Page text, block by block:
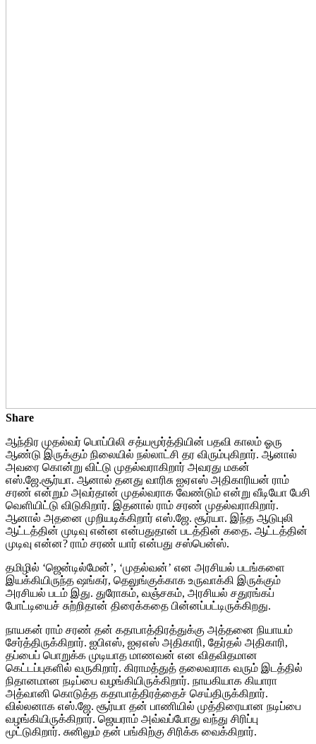
Share
ஆந்திர முதல்வர் பொப்பிலி சத்யமூர்த்தியின் பதவி காலம் ஓரு
ஆண்டு இருக்கும் நிலையில் நல்லாட்சி தர விரும்புகிறார். ஆனால்
அவரை கொன்று விட்டு முதல்வராகிறார் அவரது மகன்
எஸ்.ஜே.சூர்யா. ஆனால் தனது வாரிசு ஐஏஎஸ் அதிகாரியன் ராம்
சரண் என்றும் அவர்தான் முதல்வராக வேண்டும் என்று வீடியோ பேசி
வெளியிட்டு விடுகிறார். இதனால் ராம் சரண் முதல்வராகிறார்.
ஆனால் அதனை முறியடிக்கிறார் எஸ்.ஜே. சூர்யா. இந்த ஆடுபுலி
ஆட்டத்தின் முடிவு என்ன என்பதுதான் படத்தின் கதை. ஆட்டத்தின்
முடிவு என்ன? ராம் சரண் யார் என்பது சஸ்பென்ஸ்.
தமிழில் ‘ஜென்டில்மேன்’, ‘முதல்வன்’ என அரசியல் படங்களை
இயக்கியிருந்த ஷங்கர், தெலுங்குக்காக உருவாக்கி இருக்கும்
அரசியல் படம் இது. துரோகம், வஞ்சகம், அரசியல் சதுரங்கப்
போட்டியைச் சுற்றிதான் திரைக்கதை பின்னப்பட்டிருக்கிறது.
நாயகன் ராம் சரண் தன் கதாபாத்திரத்துக்கு அத்தனை நியாயம்
சேர்த்திருக்கிறார். ஐபிஎஸ், ஐஏஎஸ் அதிகாரி, தேர்தல் அதிகாரி,
தப்பைப் பொறுக்க முடியாத மாணவன் என விதவிதமான
கெட்டப்புகளில் வருகிறார். கிராமத்துத் தலைவராக வரும் இடத்தில்
நிதானமான நடிப்பை வழங்கியிருக்கிறார். நாயகியாக கியாரா
அத்வானி கொடுத்த கதாபாத்திரத்தைச் செய்திருக்கிறார்.
வில்லனாக எஸ்.ஜே. சூர்யா தன் பாணியில் முத்திரையான நடிப்பை
வழங்கியிருக்கிறார். ஜெயராம் அவ்வப்போது வந்து சிரிப்பு
மூட்டுகிறார். சுனிலும் தன் பங்கிற்கு சிரிக்க வைக்கிறார்.